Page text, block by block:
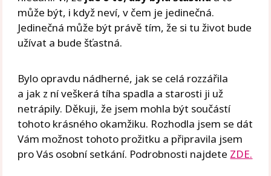
může být, i když neví, v čem je jedinečná.
Jedinečná může být právě tím, že si tu život bude
užívat a bude šťastná.
Bylo opravdu nádherné, jak se celá rozzářila
a jak z ní veškerá tíha spadla a starosti ji už
netrápily. Děkuji, že jsem mohla být součástí
tohoto krásného okamžiku. Rozhodla jsem se dát
Vám možnost tohoto prožitku a připravila jsem
pro Vás osobní setkání. Podrobnosti najdete ZDE.